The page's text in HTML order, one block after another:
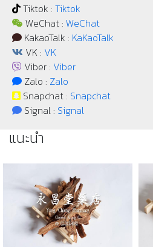
Tiktok : Tiktok
WeChat : WeChat
KakaoTalk : KaKaoTalk
VK : VK
Viber : Viber
Zalo : Zalo
Snapchat : Snapchat
Signal : Signal
แนะนำ